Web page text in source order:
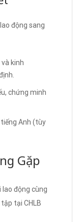
động sang
kinh
chứng minh
Anh (tùy
Gặp
lao động cùng
tại CHLB